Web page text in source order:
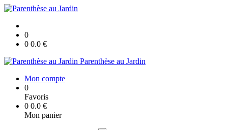
0
0 0.0 €
Parenthèse au Jardin
Mon compte
0
Favoris
0 0.0 €
Mon panier